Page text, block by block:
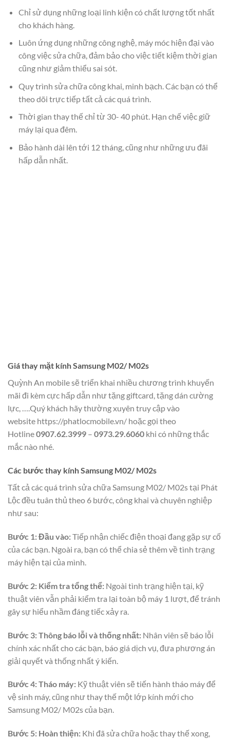
Chỉ sử dụng những loại linh kiện có chất lượng tốt nhất
cho khách hàng.
Luôn ứng dụng những công nghệ, máy móc hiện đại vào
công việc sửa chữa, đảm bảo cho việc tiết kiệm thời gian
cũng như giảm thiểu sai sót.
Quy trình sửa chữa công khai, minh bạch. Các bạn có thể
theo dõi trực tiếp tất cả các quá trình.
Thời gian thay thế chỉ từ 30- 40 phút. Hạn chế việc giữ
máy lại qua đêm.
Bảo hành dài lên tới 12 tháng, cũng như những ưu đãi
hấp dẫn nhất.
Giá thay mặt kính Samsung M02/ M02s
Quỳnh An mobile sẽ triển khai nhiều chương trình khuyến
mãi đi kèm cực hấp dẫn như tặng giftcard, tặng dán cường
lực, ….Quý khách hãy thường xuyên truy cập vào
website https://phatlocmobile.vn/ hoặc gọi theo
Hotline0907.62.3999 – 0973.29.6060 khi có những thắc
mắc nào nhé.
Các bước thay kính Samsung M02/ M02s
Tất cả các quá trình sửa chữa Samsung M02/ M02s tại Phát
Lộc đều tuân thủ theo 6 bước, công khai và chuyên nghiệp
như sau:
Bước 1: Đầu vào:Tiếp nhận chiếc điện thoại đang gặp sự cố
của các bạn. Ngoài ra, bạn có thể chia sẻ thêm về tình trạng
máy hiện tại của mình.
Bước 2: Kiểm tra tổng thể: Ngoài tình trạng hiện tại, kỹ
thuật viên vẫn phải kiểm tra lại toàn bộ máy 1 lượt, để tránh
gây sự hiểu nhầm đáng tiếc xảy ra.
Bước 3: Thông báo lỗi và thống nhất: Nhân viên sẽ báo lỗi
chính xác nhất cho các bạn, báo giá dịch vụ, đưa phương án
giải quyết và thống nhất ý kiến.
Bước 4: Tháo máy: Kỹ thuật viên sẽ tiến hành tháo máy để
vệ sinh máy, cũng như thay thế một lớp kính mới cho
Samsung M02/ M02s của bạn.
Bước 5: Hoàn thiện: Khi đã sửa chữa hoặc thay thế xong,